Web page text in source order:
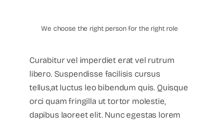
We choose the right person for the right role
Curabitur vel imperdiet erat vel rutrum
libero. Suspendisse facilisis cursus
tellus,at luctus leo bibendum quis. Quisque
orci quam fringilla ut tortor molestie,
dapibus laoreet elit. Nunc egestas lorem